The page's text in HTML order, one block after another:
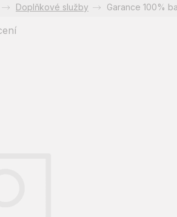
Doplňkové služby Garance 100%